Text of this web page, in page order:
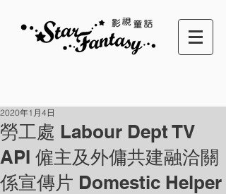
勞工處 Labour Dept TV
API 僱主及外傭共建融洽關
係宣傳片 Domestic Helper
2020年1月4日